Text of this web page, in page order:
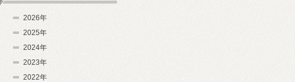
2026年
2025年
2024年
2023年
2022年